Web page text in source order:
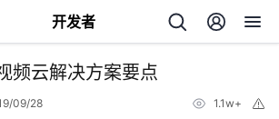
开发者
频云解决方案要点
09/28 1.1w+